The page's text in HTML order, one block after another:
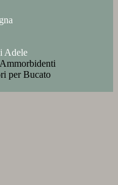
Adele
per Bucato